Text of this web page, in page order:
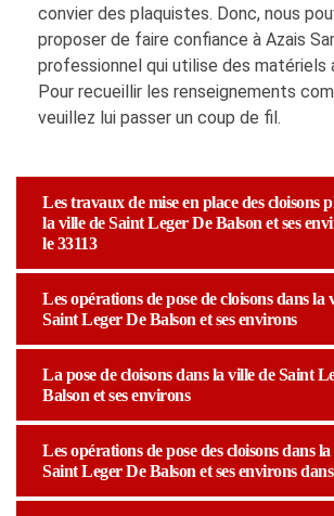
convier des plaquistes. Donc, nous
proposer de faire confiance à Azais
professionnel qui utilise des matériels
Pour recueillir les renseignements
veuillez lui passer un coup de fil.
Les travaux de mise en place des cloisons
la ville de Saint Leger De Balson et ses
le 33113
Les opérations de pose de cloisons dans la
Saint Leger De Balson et ses environs
La pose de cloisons dans la ville de Saint
Balson et ses environs
Les opérations de pose des cloisons dans
Saint Leger De Balson et ses environs